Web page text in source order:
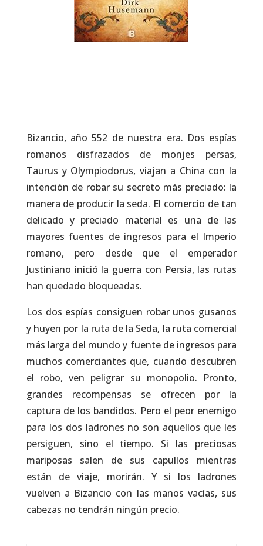
Bizancio, año 552 de nuestra era. Dos espías
romanos disfrazados de monjes persas,
Taurus y Olympiodorus, viajan a China con la
intención de robar su secreto más preciado: la
manera de producir la seda. El comercio de tan
delicado y preciado material es una de las
mayores fuentes de ingresos para el Imperio
romano, pero desde que el emperador
Justiniano inició la guerra con Persia, las rutas
han quedado bloqueadas.
Los dos espías consiguen robar unos gusanos
y huyen por la ruta de la Seda, la ruta comercial
más larga del mundo y fuente de ingresos para
muchos comerciantes que, cuando descubren
el robo, ven peligrar su monopolio. Pronto,
grandes recompensas se ofrecen por la
captura de los bandidos. Pero el peor enemigo
para los dos ladrones no son aquellos que les
persiguen, sino el tiempo. Si las preciosas
mariposas salen de sus capullos mientras
están de viaje, morirán. Y si los ladrones
vuelven a Bizancio con las manos vacías, sus
cabezas no tendrán ningún precio.